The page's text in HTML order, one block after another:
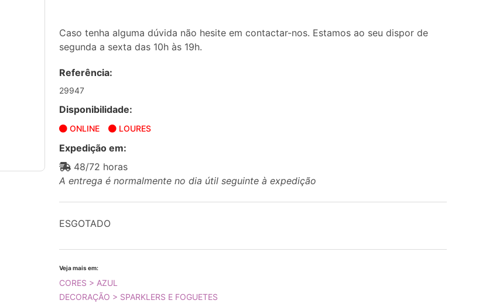
Caso tenha alguma dúvida não hesite em contactar-nos. Estamos ao seu dispor de
segunda a sexta das 10h às 19h.
Referência:
29947
Disponibilidade:
ONLINE LOURES
Expedição em:
48/72 horas
A entrega é normalmente no dia útil seguinte à expedição
ESGOTADO
Veja mais em:
CORES > AZUL
DECORAÇÃO > SPARKLERS E FOGUETES